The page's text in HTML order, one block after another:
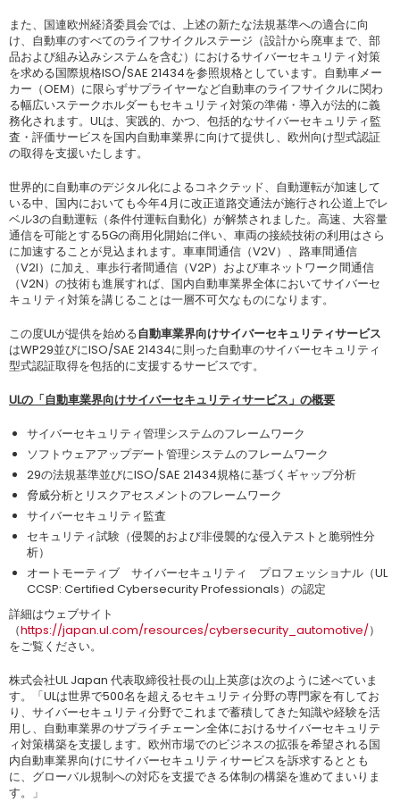
また、国連欧州経済委員会では、上述の新たな法規基準への適合に向
け、自動車のすべてのライフサイクルステージ（設計から廃車まで、部
品および組み込みシステムを含む）におけるサイバーセキュリティ対策
を求める国際規格ISO/SAE 21434を参照規格としています。自動車メー
カー（OEM）に限らずサプライヤーなど自動車のライフサイクルに関わ
る幅広いステークホルダーもセキュリティ対策の準備・導入が法的に義
務化されます。ULは、実践的、かつ、包括的なサイバーセキュリティ監
査・評価サービスを国内自動車業界に向けて提供し、欧州向け型式認証
の取得を支援いたします。
世界的に自動車のデジタル化によるコネクテッド、自動運転が加速して
いる中、国内においても今年4月に改正道路交通法が施行され公道上でレ
ベル3の自動運転（条件付運転自動化）が解禁されました。高速、大容量
通信を可能とする5Gの商用化開始に伴い、車両の接続技術の利用はさら
に加速することが見込まれます。車車間通信（V2V）、路車間通信
（V2I）に加え、車歩行者間通信（V2P）および車ネットワーク間通信
（V2N）の技術も進展すれば、国内自動車業界全体においてサイバーセ
キュリティ対策を講じることは一層不可欠なものになります。
この度ULが提供を始める自動車業界向けサイバーセキュリティサービス
はWP29並びにISO/SAE 21434に則った自動車のサイバーセキュリティ
型式認証取得を包括的に支援するサービスです。
ULの「自動車業界向けサイバーセキュリティサービス」の概要
サイバーセキュリティ管理システムのフレームワーク
ソフトウェアアップデート管理システムのフレームワーク
29の法規基準並びにISO/SAE 21434規格に基づくギャップ分析
脅威分析とリスクアセスメントのフレームワーク
サイバーセキュリティ監査
セキュリティ試験（侵襲的および非侵襲的な侵入テストと脆弱性分
析）
オートモーティブ サイバーセキュリティ プロフェッショナル（UL
CCSP: Certified Cybersecurity Professionals）の認定
詳細はウェブサイト
（https://japan.ul.com/resources/cybersecurity_automotive/）
をご覧ください。
株式会社UL Japan 代表取締役社長の山上英彦は次のように述べていま
す。「ULは世界で500名を超えるセキュリティ分野の専門家を有してお
り、サイバーセキュリティ分野でこれまで蓄積してきた知識や経験を活
用し、自動車業界のサプライチェーン全体におけるサイバーセキュリテ
ィ対策構築を支援します。欧州市場でのビジネスの拡張を希望される国
内自動車業界向けにサイバーセキュリティサービスを訴求するととも
に、グローバル規制への対応を支援できる体制の構築を進めてまいりま
す。」